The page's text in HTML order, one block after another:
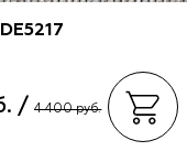
/4 400 руб.